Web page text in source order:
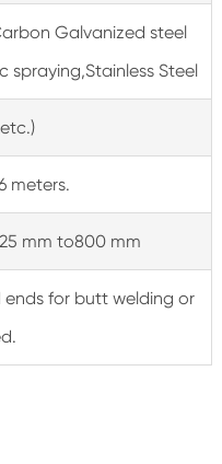
Galvanized steel
spraying,Stainless Steel
meters.
mm to800 mm
ends for butt welding or